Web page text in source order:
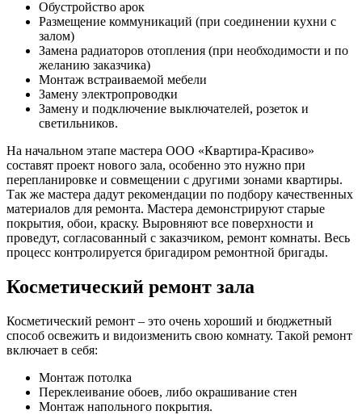
Обустройство арок
Размещение коммуникаций (при соединении кухни с
залом)
Замена радиаторов отопления (при необходимости и по
желанию заказчика)
Монтаж встраиваемой мебели
Замену электропроводки
Замену и подключение выключателей, розеток и
светильников.
На начальном этапе мастера ООО «Квартира-Красиво»
составят проект нового зала, особенно это нужно при
перепланировке и совмещении с другими зонами квартиры.
Так же мастера дадут рекомендации по подбору качественных
материалов для ремонта. Мастера демонстрируют старые
покрытия, обои, краску. Выровняют все поверхности и
проведут, согласованный с заказчиком, ремонт комнаты. Весь
процесс контролируется бригадиром ремонтной бригады.
Косметический ремонт зала
Косметический ремонт – это очень хороший и бюджетный
способ освежить и видоизменить свою комнату. Такой ремонт
включает в себя:
Монтаж потолка
Переклеивание обоев, либо окрашивание стен
Монтаж напольного покрытия.